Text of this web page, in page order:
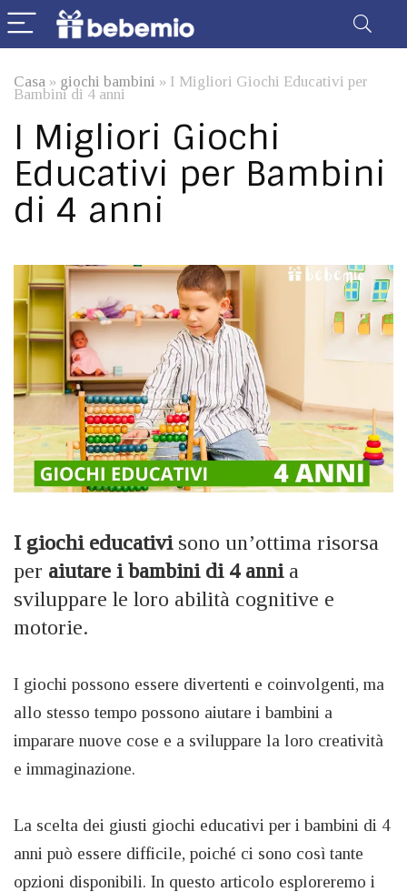
Casa » giochi bambini » I Migliori Giochi Educativi per
Bambini di 4 anni
I Migliori Giochi
Educativi per Bambini
di 4 anni
I giochi educativisono un’ottima risorsa
per aiutare i bambini di 4 annia
sviluppare le loro abilità cognitive e
motorie.
I giochi possono essere divertenti e coinvolgenti, ma
allo stesso tempo possono aiutare i bambini a
imparare nuove cose e a sviluppare la loro creatività
e immaginazione.
La scelta dei giusti giochi educativi per i bambini di 4
anni può essere difficile, poiché ci sono così tante
opzioni disponibili. In questo articolo esploreremo i